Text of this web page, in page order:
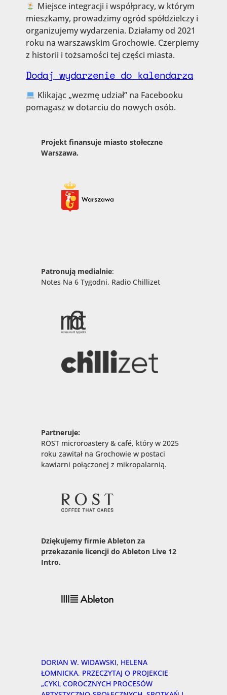
Miejsce integracji i współpracy, w którym
mieszkamy, prowadzimy ogród spółdzielczy i
organizujemy wydarzenia. Działamy od 2021
roku na warszawskim Grochowie. Czerpiemy
z historii i tożsamości tej części miasta.
Dodaj wydarzenie do kalendarza
Klikając „wezmę udział” na Facebooku
pomagasz w dotarciu do nowych osób.
Projekt finansuje miasto stołeczne
Warszawa.
Patronują medialnie:
Notes Na 6 Tygodni, Radio Chillizet
Partneruje:
ROST microroastery & café, który w 2025
roku zawitał na Grochowie w postaci
kawiarni połączonej z mikropalarnią.
Dziękujemy firmie Ableton za
przekazanie licencji do Ableton Live 12
Intro.
DORIAN W. WIDAWSKI, HELENA
ŁOMNICKA, PRZECZYTAJ O PROJEKCIE
„CYKL COROCZNYCH PROCESÓW